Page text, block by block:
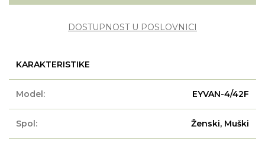
DOSTUPNOST U POSLOVNICI
KARAKTERISTIKE
Model: EYVAN-4/42F
Spol: Ženski, Muški